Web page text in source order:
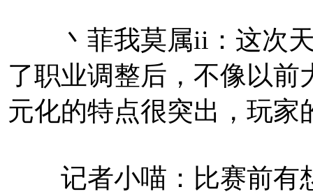
丶菲我莫属ii：这次天
了职业调整后，不像以
元化的特点很突出，玩家
记者小喵：比赛前有